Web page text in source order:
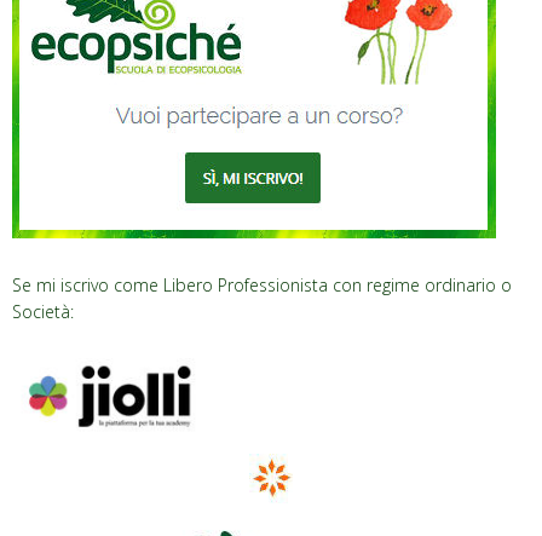
Se mi iscrivo come Libero Professionista con regime ordinario o
Società: